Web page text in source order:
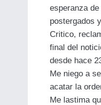
esperanza
postergados
Critico,
final del
desde hace
Me niego a
acatar la
Me lastima